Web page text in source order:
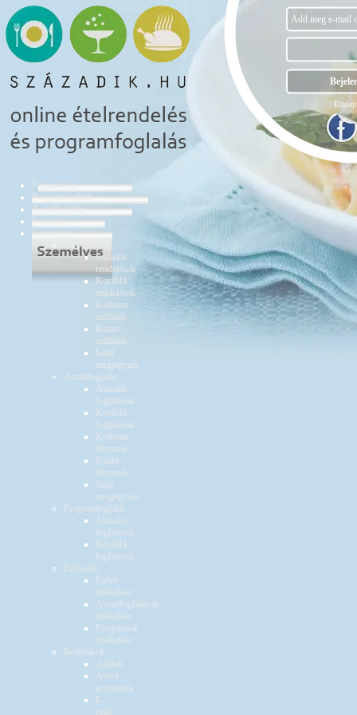
Ételrendelés
Programfoglalás
Asztalfoglalás
Éttermek
Személyes
Ételrendelés
Aktuális
rendelések
Korábbi
rendelések
Kedvenc
szállítók
Kizárt
szállítók
Saját
megjegyzés
Asztalfoglalás
Aktuális
foglalások
Korábbi
foglalások
Kedvenc
éttermek
Kizárt
éttermek
Saját
megjegyzés
Programfoglalás
Aktuális
foglalások
Korábbi
foglalások
Értékelés
Ételek
értékelése
Asztalfoglalások
értékelése
Programok
értékelése
Beállítások
Adatok
Átvett
accountok
E-
mail